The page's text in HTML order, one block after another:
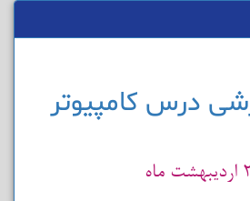
درس کامپیوتر